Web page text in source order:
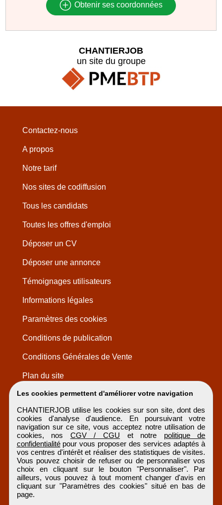
Obtenir ses coordonnées
Les cookies permettent d'améliorer votre navigation
CHANTIERJOB utilise les cookies sur son site, dont des
cookies d'analyse d'audience. En poursuivant votre
navigation sur ce site, vous acceptez notre utilisation de
cookies, nos CGV / CGU et notre politique de
confidentialitépour vous proposer des services adaptés à
vos centres d'intérêt et réaliser des statistiques de visites.
Vous pouvez choisir de refuser ou de personnaliser vos
choix en cliquant sur le bouton "Personnaliser". Par
ailleurs, vous pouvez à tout moment changer d'avis en
cliquant sur "Paramètres des cookies" situé en bas de
page.
CHANTIERJOB
un site du groupe
Contactez-nous
A propos
Notre tarif
Nos sites de codiffusion
Tous les candidats
Toutes les offres d'emploi
Déposer un CV
Déposer une annonce
Témoignages utilisateurs
Informations légales
Paramètres des cookies
Conditions de publication
Conditions Générales de Vente
Plan du site